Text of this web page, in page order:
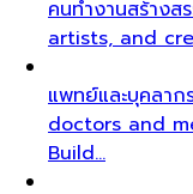
คนทำงานสร้างส
artists, and
แพทย์และบุคลา
doctors and
Build…